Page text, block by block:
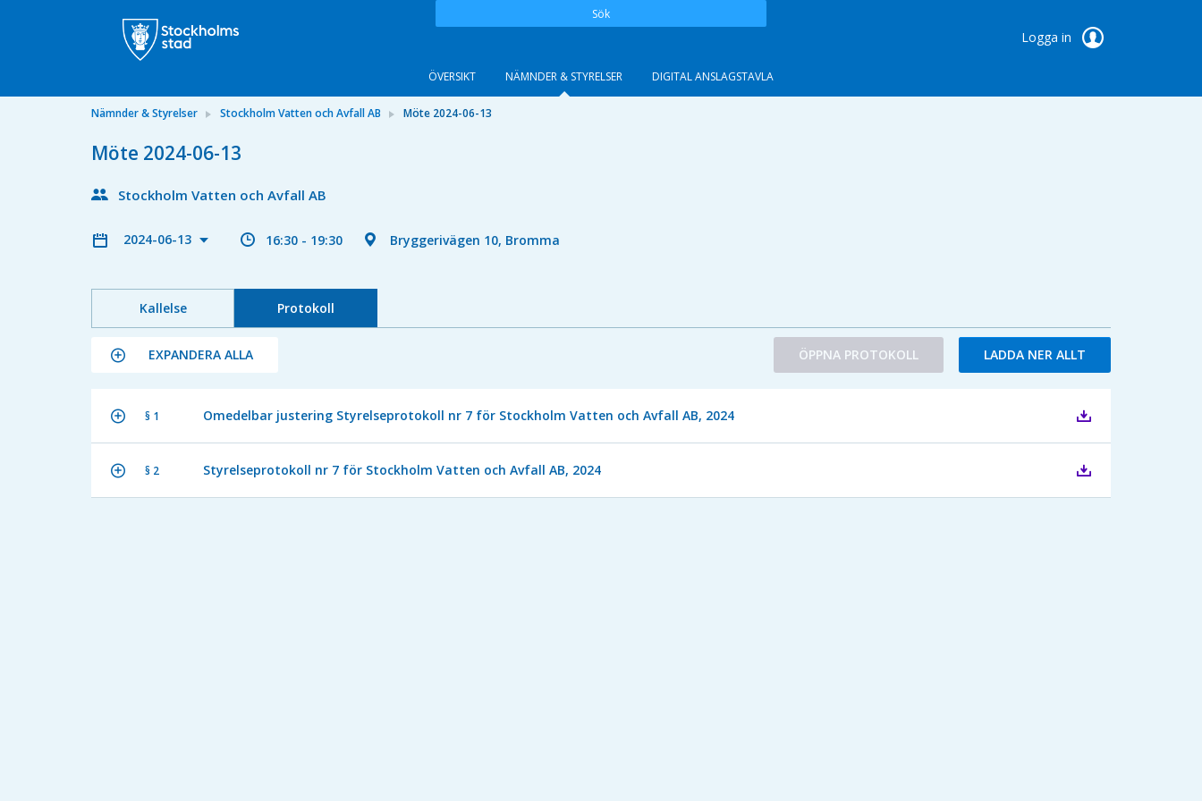
Sök
Logga in
ÖVERSIKT NÄMNDER & STYRELSER DIGITAL ANSLAGSTAVLA
Nämnder & Styrelser Stockholm Vatten och Avfall AB Möte 2024-06-13
Möte 2024-06-13
Stockholm Vatten och Avfall AB
2024-06-13 16:30 - 19:30 Bryggerivägen 10, Bromma
Kallelse Protokoll
EXPANDERA ALLA ÖPPNA PROTOKOLL LADDA NER ALLT
§ 1 Omedelbar justering Styrelseprotokoll nr 7 för Stockholm Vatten och Avfall AB, 2024
§ 2 Styrelseprotokoll nr 7 för Stockholm Vatten och Avfall AB, 2024